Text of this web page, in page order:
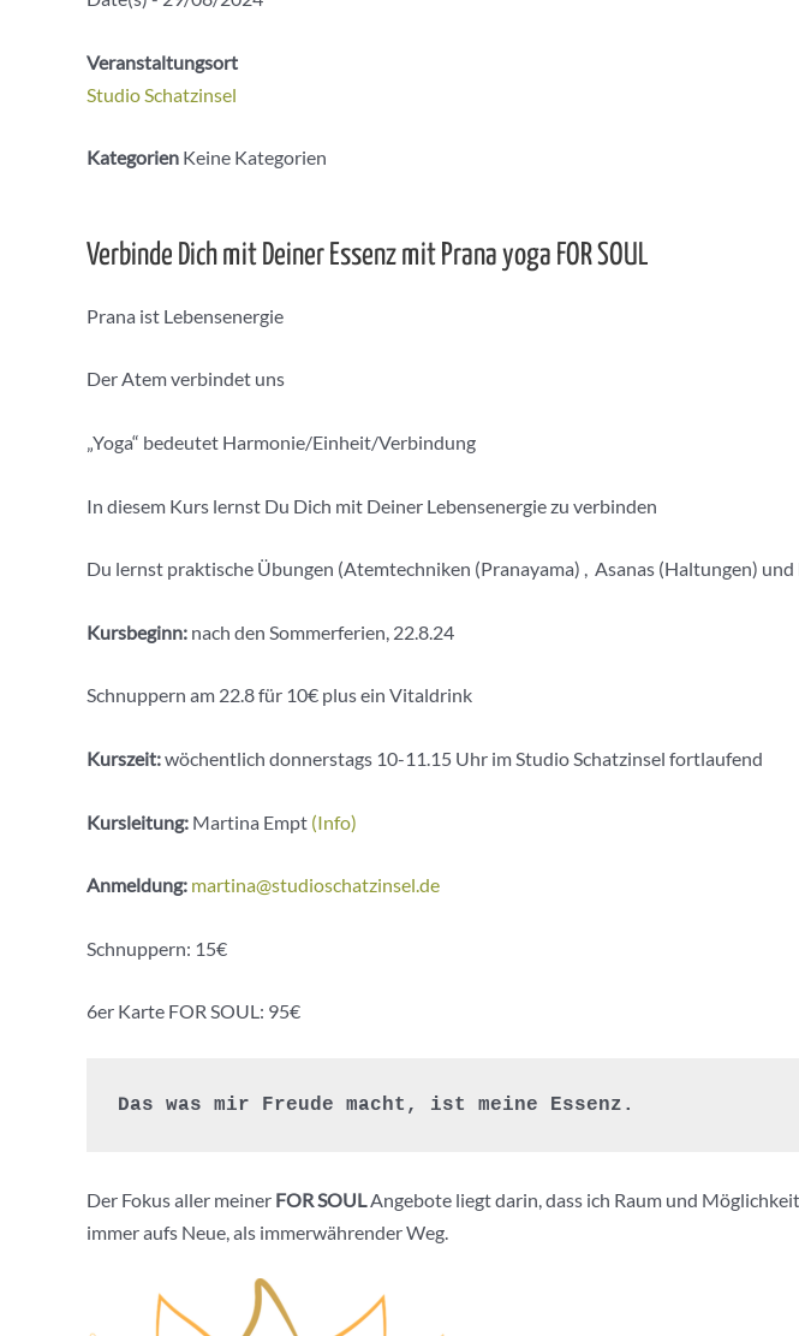
Veranstaltungsort
Studio Schatzinsel
Kategorien Keine Kategorien
Verbinde Dich mit Deiner Essenz mit Prana yoga FOR SOUL
Prana ist Lebensenergie
Der Atem verbindet uns
„Yoga“ bedeutet Harmonie/Einheit/Verbindung
In diesem Kurs lernst Du Dich mit Deiner Lebensenergie zu verbinden
Du lernst praktische Übungen (Atemtechniken (Pranayama) , Asanas (Haltungen)
Kursbeginn: nach den Sommerferien, 22.8.24
Schnuppern am 22.8 für 10€ plus ein Vitaldrink
Kurszeit:wöchentlich donnerstags 10-11.15 Uhr im Studio Schatzinsel fortlaufend
Kursleitung: Martina Empt (Info)
Anmeldung: martina@studioschatzinsel.de
Schnuppern: 15€
6er Karte FOR SOUL: 95€
Das was mir Freude macht, ist meine Essenz.
Der Fokus aller meiner FOR SOUL Angebote liegt darin, dass ich Raum und
immer aufs Neue, als immerwährender Weg.